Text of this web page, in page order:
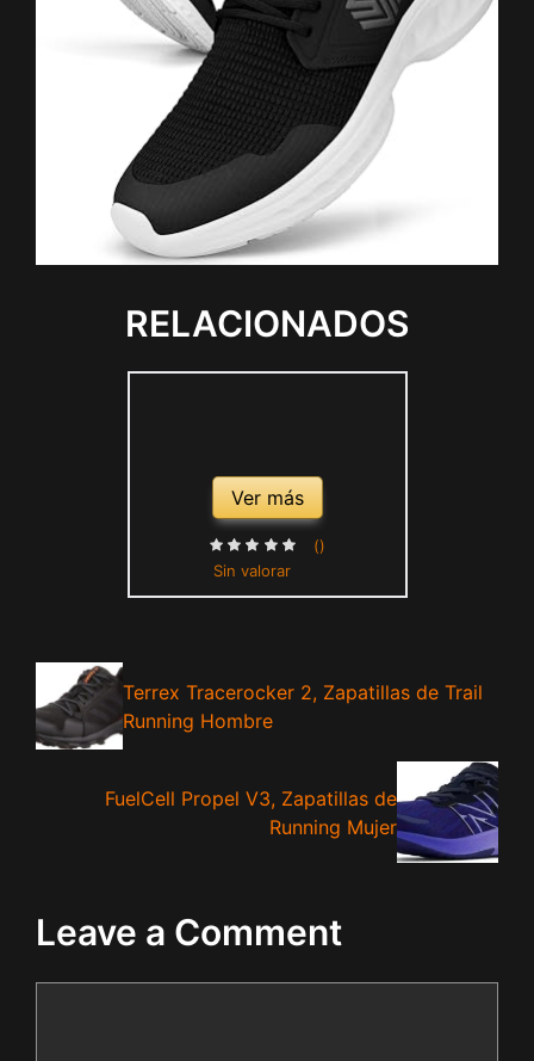
RELACIONADOS
Ver más
Sin valorar
()
Terrex Tracerocker 2, Zapatillas de Trail
Running Hombre
FuelCell Propel V3, Zapatillas de
Running Mujer
Leave a Comment